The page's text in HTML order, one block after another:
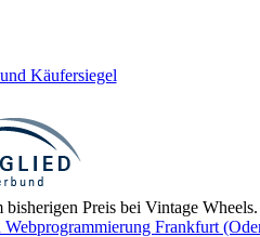
bisherigen Preis bei Vintage Wheels.
Frankfurt